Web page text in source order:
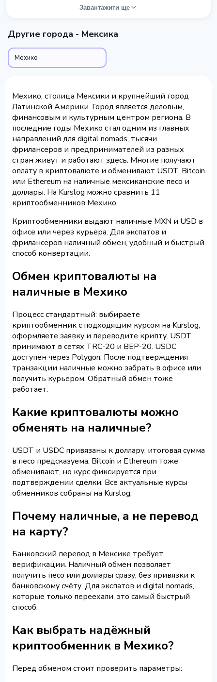
Завантажити ще
Другие города - Мексика
Мехико
Мехико, столица Мексики и крупнейший город
Латинской Америки. Город является деловым,
финансовым и культурным центром региона. В
последние годы Мехико стал одним из главных
направлений для digital nomads, тысячи
фрилансеров и предпринимателей из разных
стран живут и работают здесь. Многие получают
оплату в криптовалюте и обменивают USDT, Bitcoin
или Ethereum на наличные мексиканские песо и
доллары. На Kurslog можно сравнить 11
криптообменников Мехико.
Криптообменники выдают наличные MXN и USD в
офисе или через курьера. Для экспатов и
фрилансеров наличный обмен, удобный и быстрый
способ конвертации.
Обмен криптовалюты на
наличные в Мехико
Процесс стандартный: выбираете
криптообменник с подходящим курсом на Kurslog,
оформляете заявку и переводите крипту. USDT
принимают в сетях TRC-20 и BEP-20. USDC
доступен через Polygon. После подтверждения
транзакции наличные можно забрать в офисе или
получить курьером. Обратный обмен тоже
работает.
Какие криптовалюты можно
обменять на наличные?
USDT и USDC привязаны к доллару, итоговая сумма
в песо предсказуема. Bitcoin и Ethereum тоже
обменивают, но курс фиксируется при
подтверждении сделки. Все актуальные курсы
обменников собраны на Kurslog.
Почему наличные, а не перевод
на карту?
Банковский перевод в Мексике требует
верификации. Наличный обмен позволяет
получить песо или доллары сразу, без привязки к
банковскому счёту. Для экспатов и digital nomads,
которые только переехали, это самый быстрый
способ.
Как выбрать надёжный
криптообменник в Мехико?
Перед обменом стоит проверить параметры: